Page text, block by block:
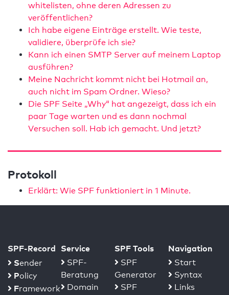
whitelisten, ohne deren Adressen zu
veröffentlichen?
Ich habe eigene Einträge erstellt. Wie teste,
validiere, überprüfe ich sie?
Kann ich einen SMTP Server auf meinem Laptop
ausführen?
Meine Nachricht kommt nicht bei Hotmail an,
auch nicht im Spam Ordner. Wieso?
Die SPF Seite „Why“ hat angezeigt, dass ich ein
paar Tage warten und es dann nochmal
Versuchen soll. Hab ich gemacht. Und jetzt?
Protokoll
Erklärt: Wie SPF funktioniert in 1 Minute.
SPF-Record
Sender
Policy
Framework
Service
SPF-
Beratung
Domain
SPF Tools
SPF
Generator
SPF
Navigation
Start
Syntax
Links